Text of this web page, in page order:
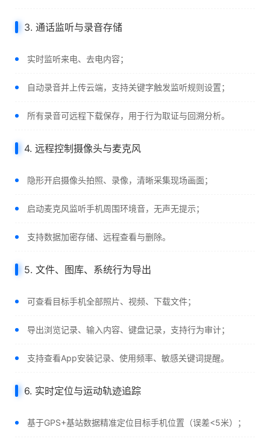
3. 通话监听与录音存储
实时监听来电、去电内容；
自动录音并上传云端，支持关键字触发监听规则设置；
所有录音可远程下载保存，用于行为取证与回溯分析。
4. 远程控制摄像头与麦克风
隐形开启摄像头拍照、录像，清晰采集现场画面；
启动麦克风监听手机周围环境音，无声无提示；
支持数据加密存储、远程查看与删除。
5. 文件、图库、系统行为导出
可查看目标手机全部照片、视频、下载文件；
导出浏览记录、输入内容、键盘记录，支持行为审计；
支持查看App安装记录、使用频率、敏感关键词提醒。
6. 实时定位与运动轨迹追踪
基于GPS+基站数据精准定位目标手机位置（误差<5米）；